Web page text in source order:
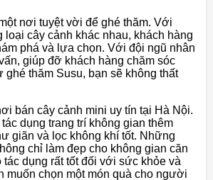
nơi tuyệt vời để ghé thăm. Với
loại cây cảnh khác nhau, khách hàng
phá và lựa chọn. Với đội ngũ nhân
giúp đỡ khách hàng chăm sóc
ghé thăm Susu, bạn sẽ không thất
bán cây cảnh mini uy tín tại Hà Nội.
tác dụng trang trí không gian thêm
giãn và lọc không khí tốt. Những
chỉ làm đẹp cho không gian căn
tác dụng rất tốt đối với sức khỏe và
muốn chọn một món quà cho người